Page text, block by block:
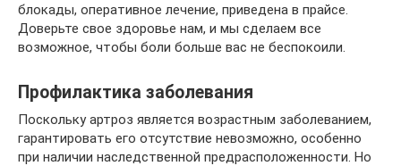
блокады, оперативное лечение, приведена в прайсе.
Доверьте свое здоровье нам, и мы сделаем все
возможное, чтобы боли больше вас не беспокоили.
Профилактика заболевания
Поскольку артроз является возрастным заболеванием,
гарантировать его отсутствие невозможно, особенно
при наличии наследственной предрасположенности. Но